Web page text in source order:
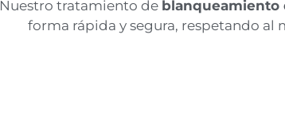
Nuestro tratamiento de blanqueamiento
forma rápida y segura, respetando al